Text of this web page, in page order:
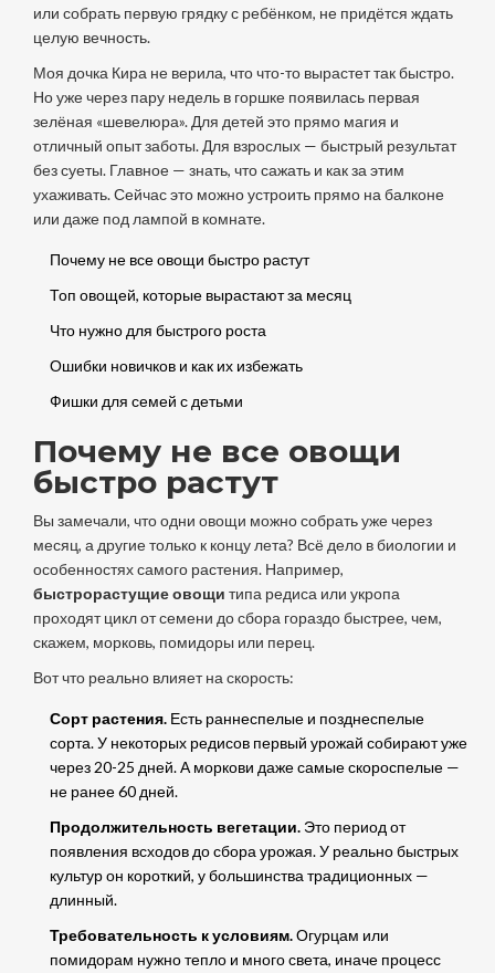
или собрать первую грядку с ребёнком, не придётся ждать
целую вечность.
Моя дочка Кира не верила, что что-то вырастет так быстро.
Но уже через пару недель в горшке появилась первая
зелёная «шевелюра». Для детей это прямо магия и
отличный опыт заботы. Для взрослых — быстрый результат
без суеты. Главное — знать, что сажать и как за этим
ухаживать. Сейчас это можно устроить прямо на балконе
или даже под лампой в комнате.
Почему не все овощи быстро растут
Топ овощей, которые вырастают за месяц
Что нужно для быстрого роста
Ошибки новичков и как их избежать
Фишки для семей с детьми
Почему не все овощи
быстро растут
Вы замечали, что одни овощи можно собрать уже через
месяц, а другие только к концу лета? Всё дело в биологии и
особенностях самого растения. Например,
быстрорастущие овощи типа редиса или укропа
проходят цикл от семени до сбора гораздо быстрее, чем,
скажем, морковь, помидоры или перец.
Вот что реально влияет на скорость:
Сорт растения.Есть раннеспелые и позднеспелые
сорта. У некоторых редисов первый урожай собирают уже
через 20-25 дней. А моркови даже самые скороспелые —
не ранее 60 дней.
Продолжительность вегетации.Это период от
появления всходов до сбора урожая. У реально быстрых
культур он короткий, у большинства традиционных —
длинный.
Требовательность к условиям.Огурцам или
помидорам нужно тепло и много света, иначе процесс